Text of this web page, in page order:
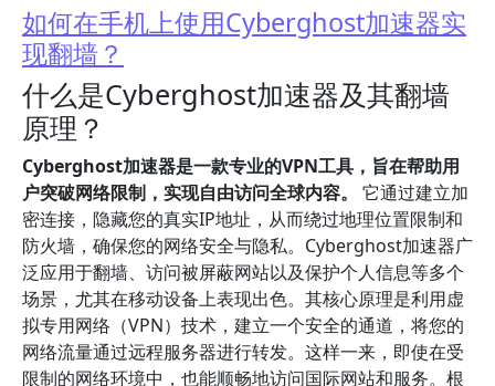
如何在手机上使用Cyberghost加速器实
现翻墙？
什么是Cyberghost加速器及其翻墙
原理？
Cyberghost加速器是一款专业的VPN工具，旨在帮助用
户突破网络限制，实现自由访问全球内容。
它通过建立加
密连接，隐藏您的真实IP地址，从而绕过地理位置限制和
防火墙，确保您的网络安全与隐私。Cyberghost加速器广
泛应用于翻墙、访问被屏蔽网站以及保护个人信息等多个
场景，尤其在移动设备上表现出色。其核心原理是利用虚
拟专用网络（VPN）技术，建立一个安全的通道，将您的
网络流量通过远程服务器进行转发。这样一来，即使在受
限制的网络环境中，也能顺畅地访问国际网站和服务。根